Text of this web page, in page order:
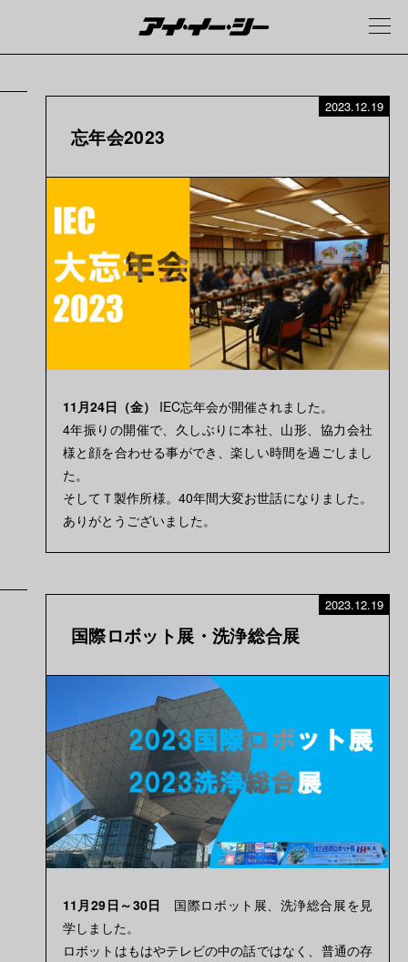
2023.12.19
忘年会2023
11月24日（金）
IEC忘年会が開催されました。
4年振りの開催で、久しぶりに本社、山形、協力会社
様と顔を合わせる事ができ、楽しい時間を過ごしまし
た。
そしてＴ製作所様。40年間大変お世話になりました。
ありがとうございました。
2023.12.19
国際ロボット展・洗浄総合展
11月29日～30日
国際ロボット展、洗浄総合展を見
学しました。
ロボットはもはやテレビの中の話ではなく、普通の存